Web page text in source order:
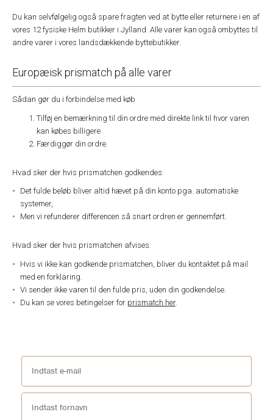
Du kan selvfølgelig også spare fragten ved at bytte eller returnere i en af
vores 12 fysiske Helm butikker i Jylland. Alle varer kan også ombyttes til
andre varer i vores landsdækkende byttebutikker.
Europæisk prismatch på alle varer
Sådan gør du i forbindelse med køb
Tilføj en bemærkning til din ordre med direkte link til hvor varen
kan købes billigere
Færdiggør din ordre.
Hvad sker der hvis prismatchen godkendes:
Det fulde beløb bliver altid hævet på din konto pga. automatiske
systemer,
Men vi refunderer differencen så snart ordren er gennemført.
Hvad sker der hvis prismatchen afvises:
Hvis vi ikke kan godkende prismatchen, bliver du kontaktet på mail
med en forklaring.
Vi sender ikke varen til den fulde pris, uden din godkendelse.
Du kan se vores betingelser for prismatch her.